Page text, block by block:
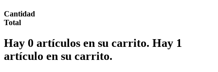
Cantidad
Total
Hay 0 artículos en su carrito. Hay 1
artículo en su carrito.